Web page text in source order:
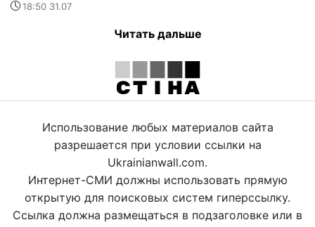
18:50 31.07
Читать дальше
Использование любых материалов сайта
разрешается при условии ссылки на
Ukrainianwall.com.
Интернет-СМИ должны использовать прямую
открытую для поисковых систем гиперссылку.
Ссылка должна размещаться в подзаголовке или в